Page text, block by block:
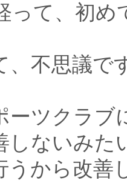
って、初め
、不思議で
ーツクラブ
しないみた
うから改善